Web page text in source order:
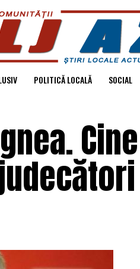
POLITICĂ LOCALĂ SOCIAL
Cine